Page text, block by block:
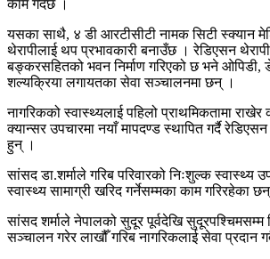
काम गर्दछ ।
यसका साथै, ४ डी आरटीसीटी नामक सिटी स्क्यान
थेरापीलाई थप प्रभावकारी बनाउँछ । रेडिएसन
बङ्करसहितको भवन निर्माण गरिएको छ भने ओपिडी,
शल्यक्रिया लगायतका सेवा सञ्चालनमा छन् ।
नागरिकको स्वास्थ्यलाई पहिलो प्राथमिकतामा राखेर
क्यान्सर उपचारमा नयाँ मापदण्ड स्थापित गर्दै
हुन् ।
सांसद डा.शर्माले गरिब परिवारको निःशुल्क स्वास्थ्य
स्वास्थ्य सामाग्री खरिद गर्नेसम्मका काम गरिरहेका
सांसद शर्माले नेपालको सुदूर पूर्वदेखि सुदूरपश्चिमसम्म
सञ्चालन गरेर लाखौँ गरिब नागरिकलाई सेवा प्रदान